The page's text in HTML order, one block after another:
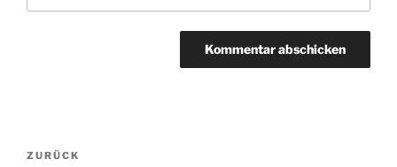
Beitragsnavigation
Vorheriger
ZURÜCK